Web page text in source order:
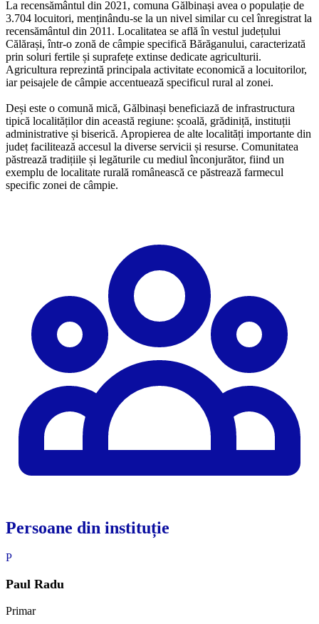
La recensământul din 2021, comuna Gălbinași avea o populație de
3.704 locuitori, menținându-se la un nivel similar cu cel înregistrat la
recensământul din 2011. Localitatea se află în vestul județului
Călărași, într-o zonă de câmpie specifică Bărăganului, caracterizată
prin soluri fertile și suprafețe extinse dedicate agriculturii.
Agricultura reprezintă principala activitate economică a locuitorilor,
iar peisajele de câmpie accentuează specificul rural al zonei.
Deși este o comună mică, Gălbinași beneficiază de infrastructura
tipică localităților din această regiune: școală, grădiniță, instituții
administrative și biserică. Apropierea de alte localități importante din
județ facilitează accesul la diverse servicii și resurse. Comunitatea
păstrează tradițiile și legăturile cu mediul înconjurător, fiind un
exemplu de localitate rurală românească ce păstrează farmecul
specific zonei de câmpie.
Persoane din instituție
P
Paul Radu
Primar